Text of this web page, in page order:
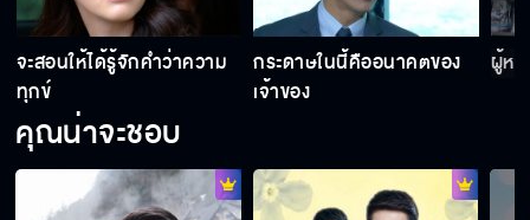
ผมเป็นพ่อจะทิ้งลูกได้อย่างไร
จะสอนให้ได้รู้จักคำว่าความ
ทุกข์
กระดาษในนี้คืออนาคตของ
เจ้าของ
ผู้ห
คุณน่าจะชอบ